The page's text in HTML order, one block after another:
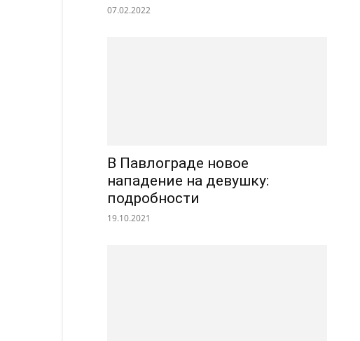
07.02.2022
В Павлограде новое
нападение на девушку:
подробности
19.10.2021